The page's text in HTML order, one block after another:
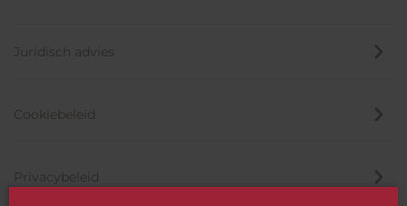
Juridisch advies
Cookiebeleid
Privacybeleid